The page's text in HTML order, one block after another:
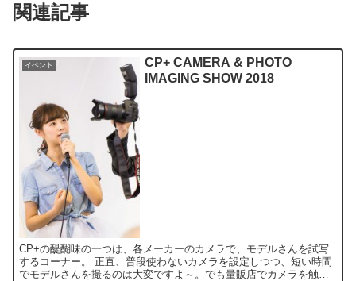
関連記事
イベント
CP+ CAMERA & PHOTO
IMAGING SHOW 2018
CP+の醍醐味の一つは、各メーカーのカメラで、モデルさんを試写
するコーナー。 正直、普段使わないカメラを設定しつつ、短い時間
でモデルさんを撮るのは大変ですよ～。でも量販店でカメラを触っ